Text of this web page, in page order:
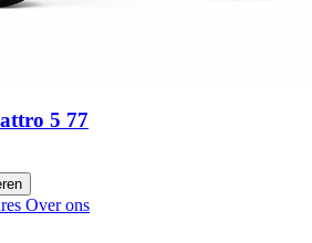
5 77
Over ons